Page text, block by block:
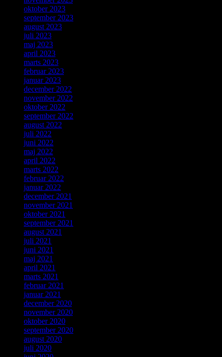
oktober 2023
september 2023
august 2023
juli 2023
maj 2023
april 2023
marts 2023
februar 2023
januar 2023
december 2022
november 2022
oktober 2022
september 2022
august 2022
juli 2022
juni 2022
maj 2022
april 2022
marts 2022
februar 2022
januar 2022
december 2021
november 2021
oktober 2021
september 2021
august 2021
juli 2021
juni 2021
maj 2021
april 2021
marts 2021
februar 2021
januar 2021
december 2020
november 2020
oktober 2020
september 2020
august 2020
juli 2020